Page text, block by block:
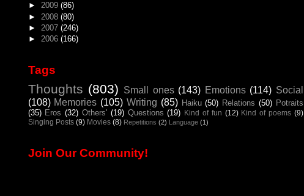
► 2009 (86)
► 2008 (80)
► 2007 (246)
► 2006 (166)
Tags
Thoughts (803) Small ones (143) Emotions (114) Social
(108) Memories (105) Writing (85) Haiku (50) Relations (50) Potraits
(35) Eros (32) Others' (19) Questions (19) Kind of fun (12) Kind of poems (9)
Singing Posts (9) Movies (8) Repetitions (2) Language (1)
Join Our Community!